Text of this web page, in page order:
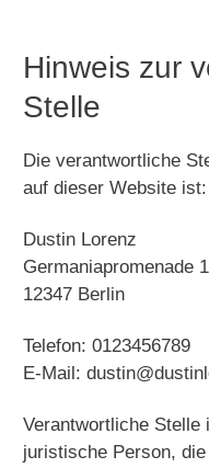
Hinweis zur
Stelle
Die verantwortliche
auf dieser Website ist:
Dustin Lorenz
Germaniapromenade
12347 Berlin
Telefon: 0123456789
E-Mail:
Verantwortliche Stelle
juristische Person,